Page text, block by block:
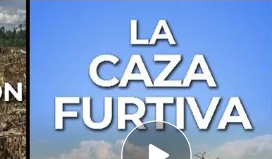
las enfermedades zoonóticas?
el posibleorigen del coronavirus.